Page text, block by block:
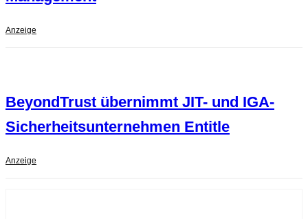
Anzeige
BeyondTrust übernimmt JIT- und IGA-
Sicherheitsunternehmen Entitle
Anzeige